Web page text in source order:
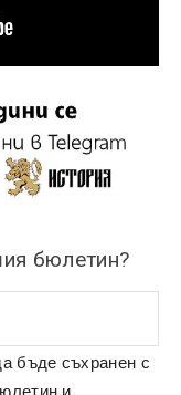
бюлетин?
бъде съхранен с
и